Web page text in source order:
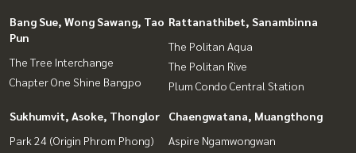
Bang Sue, Wong Sawang, Tao
Pun
The Tree Interchange
Chapter One Shine Bangpo
Rattanathibet, Sanambinna
The Politan Aqua
The Politan Rive
Plum Condo Central Station
Sukhumvit, Asoke, Thonglor
Park 24 (Origin Phrom Phong)
Chaengwatana, Muangthong
Aspire Ngamwongwan